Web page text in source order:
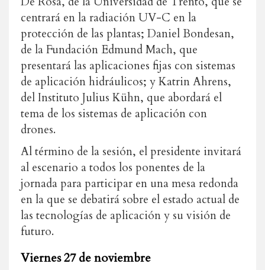
centrará en la radiación UV-C en la
protección de las plantas; Daniel Bondesan,
de la Fundación Edmund Mach, que
presentará las aplicaciones fijas con sistemas
de aplicación hidráulicos; y Katrin Ahrens,
del Instituto Julius Kühn, que abordará el
tema de los sistemas de aplicación con
drones.
Al término de la sesión, el presidente invitará
al escenario a todos los ponentes de la
jornada para participar en una mesa redonda
en la que se debatirá sobre el estado actual de
las tecnologías de aplicación y su visión de
futuro.
Viernes 27 de noviembre